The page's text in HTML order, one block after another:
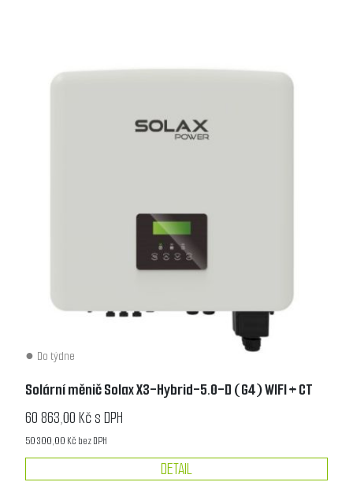
Do týdne
Solární měnič Solax X3-Hybrid-5.0-D (G4) WIFI + CT
60 863,00 Kč s DPH
50 300,00 Kč bez DPH
DETAIL